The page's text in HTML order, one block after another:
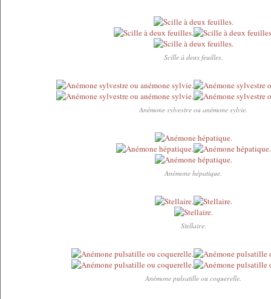
Scille à deux feuilles.
Anémone sylvestre ou anémone sylvie.
Anémone hépatique.
Stellaire.
Anémone pulsatille ou coquerelle.